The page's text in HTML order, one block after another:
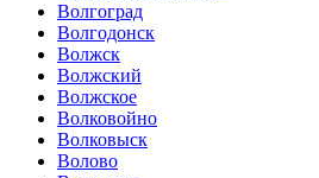
Волгоград
Волгодонск
Волжск
Волжский
Волжское
Волковойно
Волковыск
Волово